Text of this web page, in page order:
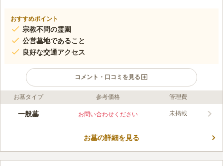
おすすめポイント
宗教不問の霊園
公営墓地であること
良好な交通アクセス
コメント・口コミを見る
口コミ評価
この霊園はまだ誰からも評価されていません。
お墓タイプ 参考価格 管理費
一般墓 お問い合わせください 未掲載
お墓の詳細を見る